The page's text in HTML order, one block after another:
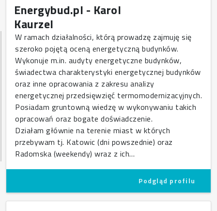
Energybud.pl - Karol
Kaurzel
W ramach działalności, którą prowadzę zajmuję się
szeroko pojętą oceną energetyczną budynków.
Wykonuje m.in. audyty energetyczne budynków,
świadectwa charakterystyki energetycznej budynków
oraz inne opracowania z zakresu analizy
energetycznej przedsięwzięć termomodernizacyjnych.
Posiadam gruntowną wiedzę w wykonywaniu takich
opracowań oraz bogate doświadczenie.
Działam głównie na terenie miast w których
przebywam tj. Katowic (dni powszednie) oraz
Radomska (weekendy) wraz z ich…
Podgląd profilu